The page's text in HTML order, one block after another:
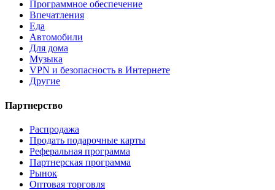
Программное обеспечение
Впечатления
Еда
Автомобили
Для дома
Музыка
VPN и безопасность в Интернете
Другие
Партнерство
Распродажа
Продать подарочные карты
Реферальная программа
Партнерская программа
Рынок
Оптовая торговля